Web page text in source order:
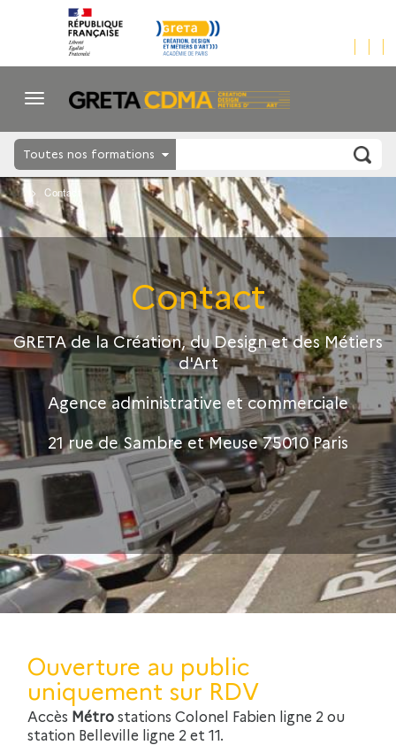
Toutes nos formations
Contact
GRETA de la Création, du Design et des Métiers
d'Art
Agence administrative et commerciale
21 rue de Sambre et Meuse 75010 Paris
Contact
Ouverture au public
uniquement sur RDV
Accès Métrostations Colonel Fabien ligne 2 ou
station Belleville ligne 2 et 11.